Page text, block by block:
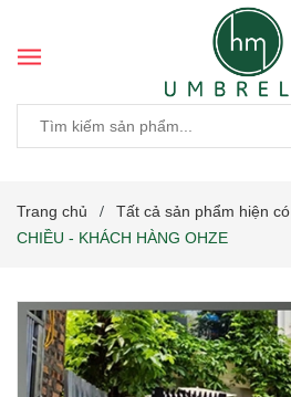
Trang chủ / Tất cả sản phẩm hiện có
CHIỀU - KHÁCH HÀNG OHZE